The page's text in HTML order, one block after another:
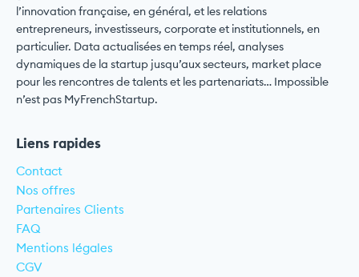
l’innovation française, en général, et les relations
entrepreneurs, investisseurs, corporate et institutionnels, en
particulier. Data actualisées en temps réel, analyses
dynamiques de la startup jusqu’aux secteurs, market place
pour les rencontres de talents et les partenariats… Impossible
n’est pas MyFrenchStartup.
Liens rapides
Contact
Nos offres
Partenaires Clients
FAQ
Mentions légales
CGV